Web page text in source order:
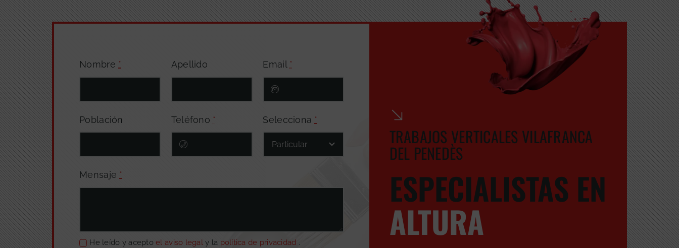
Nombre * Apellido Email *
Población Teléfono * Selecciona *
Mensaje *
He leído y aceptoel aviso legaly la política de privacidad .
TRABAJOS VERTICALES VILAFRANCA
DEL PENEDÈS
ESPECIALISTAS EN
ALTURA